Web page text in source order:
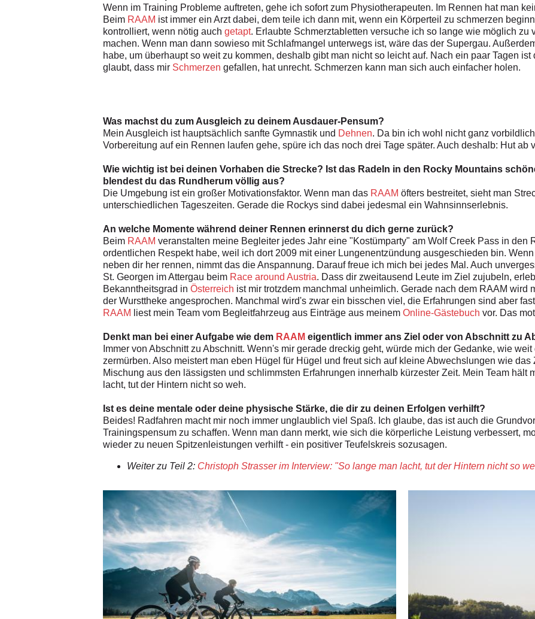
Wenn im Training Probleme auftreten, gehe ich sofort zum Physiotherapeuten. Im Rennen hat man
Beim RAAM ist immer ein Arzt dabei, dem teile ich dann mit, wenn ein Körperteil zu schmerzen
kontrolliert, wenn nötig auch getapt. Erlaubte Schmerztabletten versuche ich so lange wie möglich zu
machen. Wenn man dann sowieso mit Schlafmangel unterwegs ist, wäre das der Supergau.
habe, um überhaupt so weit zu kommen, deshalb gibt man nicht so leicht auf. Nach ein paar Tagen
glaubt, dass mir Schmerzen gefallen, hat unrecht. Schmerzen kann man sich auch einfacher holen.
Was machst du zum Ausgleich zu deinem Ausdauer-Pensum?
Mein Ausgleich ist hauptsächlich sanfte Gymnastik und Dehnen. Da bin ich wohl nicht ganz
Vorbereitung auf ein Rennen laufen gehe, spüre ich das noch drei Tage später. Auch deshalb: Hut ab
Wie wichtig ist bei deinen Vorhaben die Strecke? Ist das Radeln in den Rocky Mountains
blendest du das Rundherum völlig aus?
Die Umgebung ist ein großer Motivationsfaktor. Wenn man das RAAM öfters bestreitet, sieht man
unterschiedlichen Tageszeiten. Gerade die Rockys sind dabei jedesmal ein Wahnsinnserlebnis.
An welche Momente während deiner Rennen erinnerst du dich gerne zurück?
Beim RAAM veranstalten meine Begleiter jedes Jahr eine "Kostümparty" am Wolf Creek Pass in den
ordentlichen Respekt habe, weil ich dort 2009 mit einer Lungenentzündung ausgeschieden bin.
neben dir her rennen, nimmt das die Anspannung. Darauf freue ich mich bei jedes Mal. Auch
St. Georgen im Attergau beim Race around Austria. Dass dir zweitausend Leute im Ziel zujubeln,
Bekanntheitsgrad in Österreich ist mir trotzdem manchmal unheimlich. Gerade nach dem RAAM wird
der Wursttheke angesprochen. Manchmal wird's zwar ein bisschen viel, die Erfahrungen sind aber
RAAM
liest mein Team vom Begleitfahrzeug aus Einträge aus meinem Online-Gästebuch vor. Das
Denkt man bei einer Aufgabe wie dem RAAM eigentlich immer ans Ziel oder von Abschnitt zu
Immer von Abschnitt zu Abschnitt. Wenn's mir gerade dreckig geht, würde mich der Gedanke, wie
zermürben. Also meistert man eben Hügel für Hügel und freut sich auf kleine Abwechslungen wie das
Mischung aus den lässigsten und schlimmsten Erfahrungen innerhalb kürzester Zeit. Mein Team hält
lacht, tut der Hintern nicht so weh.
Ist es deine mentale oder deine physische Stärke, die dir zu deinen Erfolgen verhilft?
Beides! Radfahren macht mir noch immer unglaublich viel Spaß. Ich glaube, das ist auch die
Trainingspensum zu schaffen. Wenn man dann merkt, wie sich die körperliche Leistung verbessert,
wieder zu neuen Spitzenleistungen verhilft - ein positiver Teufelskreis sozusagen.
Weiter zu Teil 2: Christoph Strasser im Interview: "So lange man lacht, tut der Hintern nicht so